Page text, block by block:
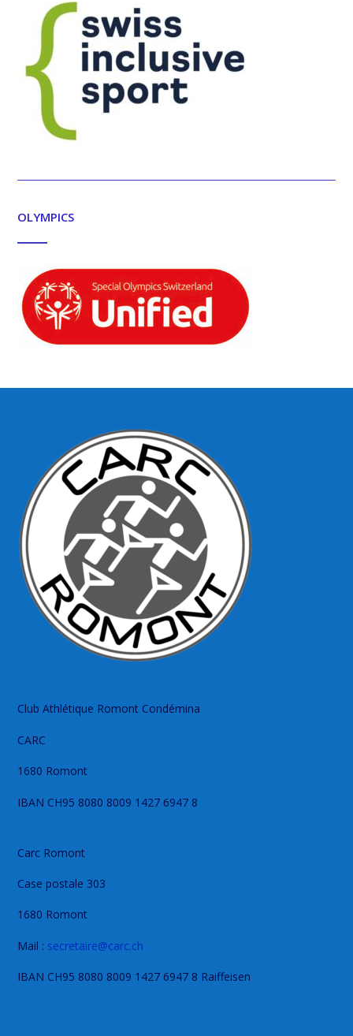
OLYMPICS
Club Athlétique Romont Condémina
CARC
1680 Romont
IBAN CH95 8080 8009 1427 6947 8
Carc Romont
Case postale 303
1680 Romont
Mail : secretaire@carc.ch
IBAN CH95 8080 8009 1427 6947 8 Raiffeisen